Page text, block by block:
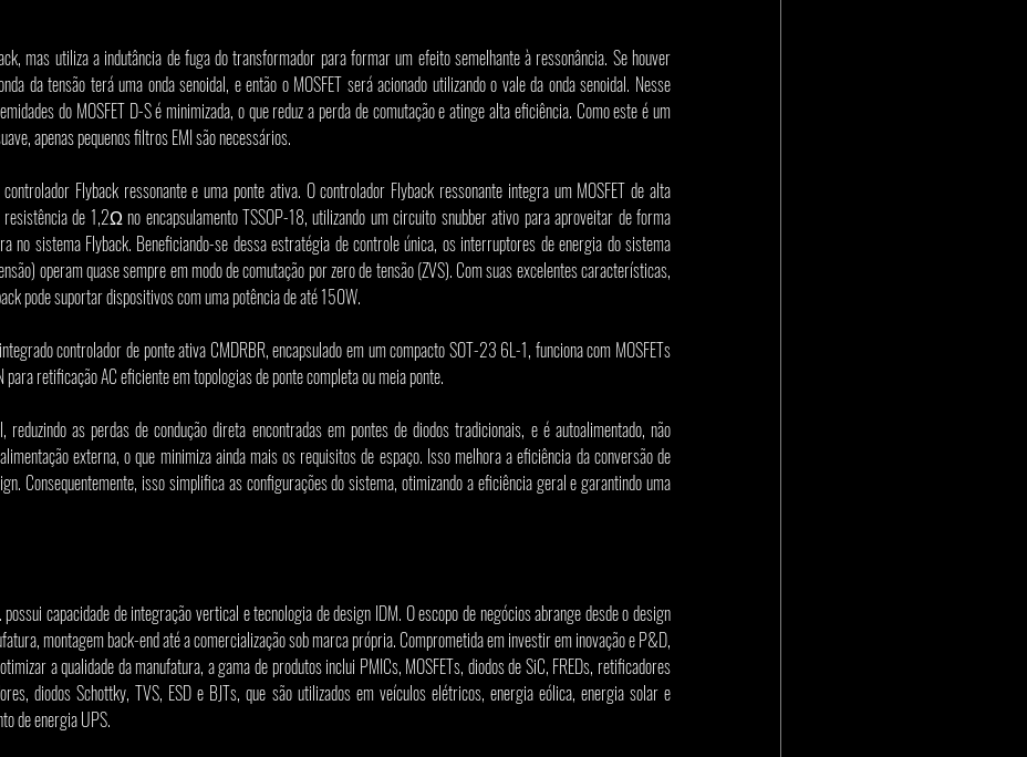
mas utiliza a indutância de fuga do transformador para formar um efeito semelhante à ressonância. Se houver
da tensão terá uma onda senoidal, e então o MOSFET será acionado utilizando o vale da onda senoidal. Nesse
do MOSFET D-S é minimizada, o que reduz a perda de comutação e atinge alta eficiência. Como este é um
apenas pequenos filtros EMI são necessários.
Flyback ressonante e uma ponte ativa. O controlador Flyback ressonante integra um MOSFET de alta
de 1,2Ω no encapsulamento TSSOP-18, utilizando um circuito snubber ativo para aproveitar de forma
no sistema Flyback. Beneficiando-se dessa estratégia de controle única, os interruptores de energia do sistema
operam quase sempre em modo de comutação por zero de tensão (ZVS). Com suas excelentes características,
pode suportar dispositivos com uma potência de até 150W.
controlador de ponte ativa CMDRBR, encapsulado em um compacto SOT-23 6L-1, funciona com MOSFETs
para retificação AC eficiente em topologias de ponte completa ou meia ponte.
reduzindo as perdas de condução direta encontradas em pontes de diodos tradicionais, e é autoalimentado, não
externa, o que minimiza ainda mais os requisitos de espaço. Isso melhora a eficiência da conversão de
Consequentemente, isso simplifica as configurações do sistema, otimizando a eficiência geral e garantindo uma
possui capacidade de integração vertical e tecnologia de design IDM. O escopo de negócios abrange desde o design
montagem back-end até a comercialização sob marca própria. Comprometida em investir em inovação e P&D,
a qualidade da manufatura, a gama de produtos inclui PMICs, MOSFETs, diodos de SiC, FREDs, retificadores
diodos Schottky, TVS, ESD e BJTs, que são utilizados em veículos elétricos, energia eólica, energia solar e
de energia UPS.